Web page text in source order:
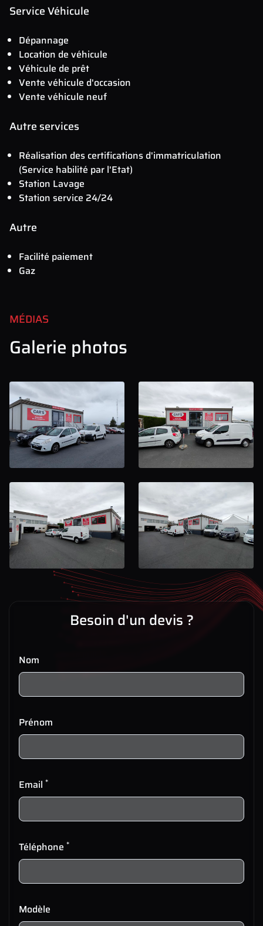
Service Véhicule
Dépannage
Location de véhicule
Véhicule de prêt
Vente véhicule d'occasion
Vente véhicule neuf
Autre services
Réalisation des certifications d'immatriculation
(Service habilité par l'Etat)
Station Lavage
Station service 24/24
Autre
Facilité paiement
Gaz
MÉDIAS
Galerie photos
Besoin d'un devis ?
Nom
Prénom
Email *
Téléphone *
Modèle